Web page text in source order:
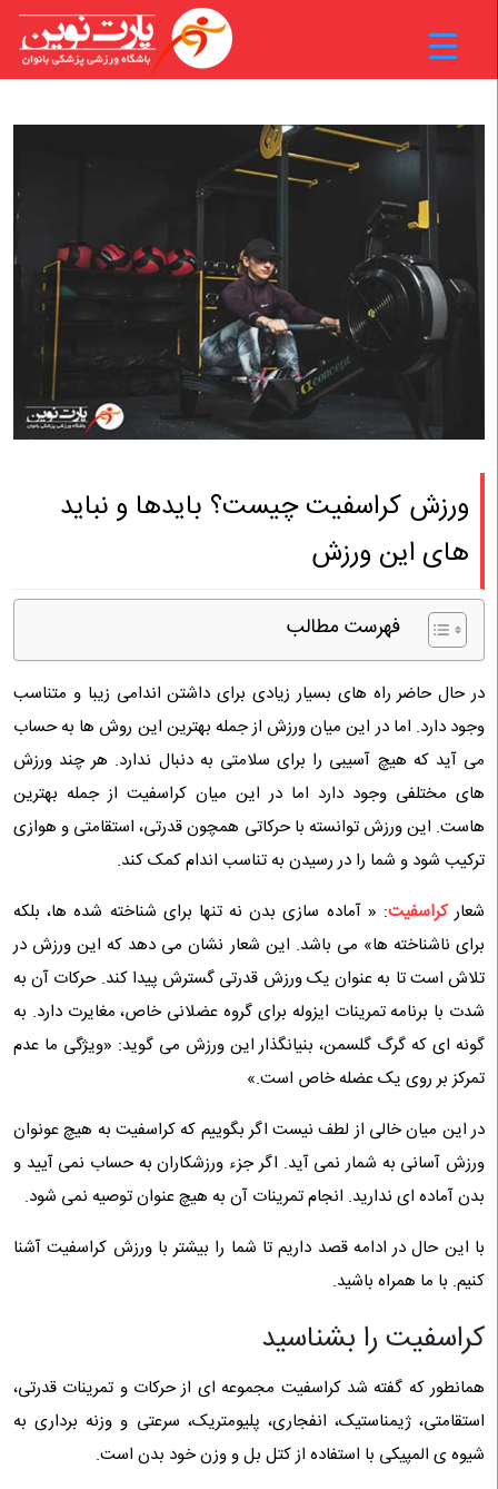
ورزش کراسفیت چیست؟ بایدها و نباید
های این ورزش
فهرست مطالب
در حال حاضر راه های بسیار زیادی برای داشتن اندامی زیبا و متناسب
وجود دارد. اما در این میان ورزش از جمله بهترین این روش ها به حساب
می آید که هیچ آسیبی را برای سلامتی به دنبال ندارد. هر چند ورزش
های مختلفی وجود دارد اما در این میان کراسفیت از جمله بهترین
هاست. این ورزش توانسته با حرکاتی همچون قدرتی، استقامتی و هوازی
ترکیب شود و شما را در رسیدن به تناسب اندام کمک کند.
شعارکراسفیت: « آماده سازی بدن نه تنها برای شناخته شده ها، بلکه
برای ناشناخته ها» می باشد. این شعار نشان می دهد که این ورزش در
تلاش است تا به عنوان یک ورزش قدرتی گسترش پیدا کند. حرکات آن به
شدت با برنامه تمرینات ایزوله برای گروه عضلانی خاص، مغایرت دارد. به
گونه ای که گرگ گلسمن، بنیانگذار این ورزش می گوید: «ویژگی ما عدم
تمرکز بر روی یک عضله خاص است.»
در این میان خالی از لطف نیست اگر بگوییم که کراسفیت به هیچ عونوان
ورزش آسانی به شمار نمی آید. اگر جزء ورزشکاران به حساب نمی آیید و
بدن آماده ای ندارید. انجام تمرینات آن به هیچ عنوان توصیه نمی شود.
با این حال در ادامه قصد داریم تا شما را بیشتر با ورزش کراسفیت آشنا
کنیم. با ما همراه باشید.
کراسفیت را بشناسید
همانطور که گفته شد کراسفیت مجموعه ای از حرکات و تمرینات قدرتی،
استقامتی، ژیمناستیک، انفجاری، پلیومتریک، سرعتی و وزنه‌ برداری به
‌شیوه ‌ی المپیکی با استفاده از کتل ‌بل و وزن خود بدن است.